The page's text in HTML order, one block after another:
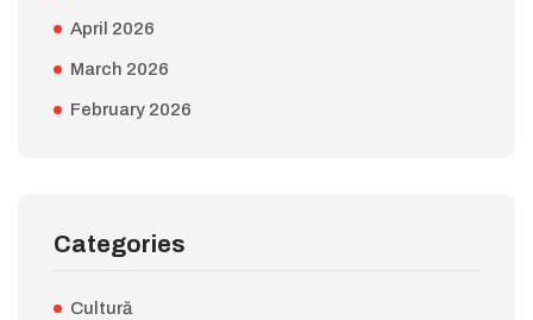
April 2026
March 2026
February 2026
Categories
Cultură